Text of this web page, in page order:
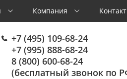
Компания
+7 (495) 109-68-24
+7 (995) 888-68-24
8 (800) 600-68-24
(бесплатный звонок по